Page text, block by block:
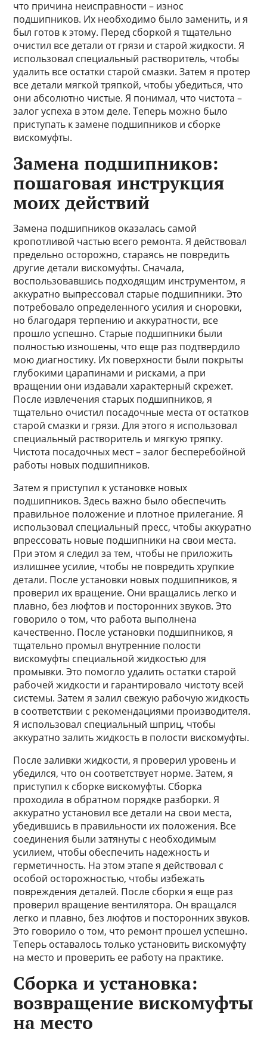
что причина неисправности – износ
подшипников. Их необходимо было заменить, и я
был готов к этому. Перед сборкой я тщательно
очистил все детали от грязи и старой жидкости. Я
использовал специальный растворитель, чтобы
удалить все остатки старой смазки. Затем я протер
все детали мягкой тряпкой, чтобы убедиться, что
они абсолютно чистые. Я понимал, что чистота –
залог успеха в этом деле. Теперь можно было
приступать к замене подшипников и сборке
вискомуфты.
Замена подшипников:
пошаговая инструкция
моих действий
Замена подшипников оказалась самой
кропотливой частью всего ремонта. Я действовал
предельно осторожно, стараясь не повредить
другие детали вискомуфты. Сначала,
воспользовавшись подходящим инструментом, я
аккуратно выпрессовал старые подшипники. Это
потребовало определенного усилия и сноровки,
но благодаря терпению и аккуратности, все
прошло успешно. Старые подшипники были
полностью изношены, что еще раз подтвердило
мою диагностику. Их поверхности были покрыты
глубокими царапинами и рисками, а при
вращении они издавали характерный скрежет.
После извлечения старых подшипников, я
тщательно очистил посадочные места от остатков
старой смазки и грязи. Для этого я использовал
специальный растворитель и мягкую тряпку.
Чистота посадочных мест – залог бесперебойной
работы новых подшипников.
Затем я приступил к установке новых
подшипников. Здесь важно было обеспечить
правильное положение и плотное прилегание. Я
использовал специальный пресс, чтобы аккуратно
впрессовать новые подшипники на свои места.
При этом я следил за тем, чтобы не приложить
излишнее усилие, чтобы не повредить хрупкие
детали. После установки новых подшипников, я
проверил их вращение. Они вращались легко и
плавно, без люфтов и посторонних звуков. Это
говорило о том, что работа выполнена
качественно. После установки подшипников, я
тщательно промыл внутренние полости
вискомуфты специальной жидкостью для
промывки. Это помогло удалить остатки старой
рабочей жидкости и гарантировало чистоту всей
системы. Затем я залил свежую рабочую жидкость
в соответствии с рекомендациями производителя.
Я использовал специальный шприц, чтобы
аккуратно залить жидкость в полости вискомуфты.
После заливки жидкости, я проверил уровень и
убедился, что он соответствует норме. Затем, я
приступил к сборке вискомуфты. Сборка
проходила в обратном порядке разборки. Я
аккуратно установил все детали на свои места,
убедившись в правильности их положения. Все
соединения были затянуты с необходимым
усилием, чтобы обеспечить надежность и
герметичность. На этом этапе я действовал с
особой осторожностью, чтобы избежать
повреждения деталей. После сборки я еще раз
проверил вращение вентилятора. Он вращался
легко и плавно, без люфтов и посторонних звуков.
Это говорило о том, что ремонт прошел успешно.
Теперь оставалось только установить вискомуфту
на место и проверить ее работу на практике.
Сборка и установка:
возвращение вискомуфты
на место